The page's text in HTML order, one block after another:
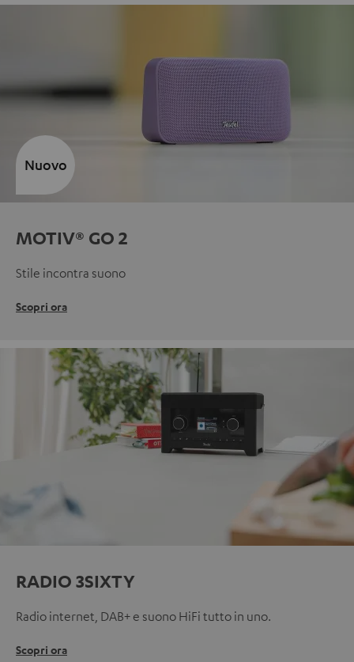
MOTIV® GO 2
Stile incontra suono
Scopri ora
Nuovo
RADIO 3SIXTY
Radio internet, DAB+ e suono HiFi tutto in uno.
Scopri ora